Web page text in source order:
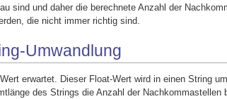
sind und daher die berechnete Anzahl der
die nicht immer richtig sind.
Umwandlung
erwartet. Dieser Float-Wert wird in einen String
des Strings die Anzahl der Nachkommastellen